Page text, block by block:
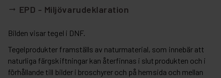
arrow_right_alt EPD - Miljövarudeklaration
Bilden visar tegel i DNF.
Tegelprodukter framställs av naturmaterial, som innebär att
naturliga färgskiftningar kan återfinnas i slutprodukten och i
förhållande till bilder i broschyrer och på hemsida och mellan